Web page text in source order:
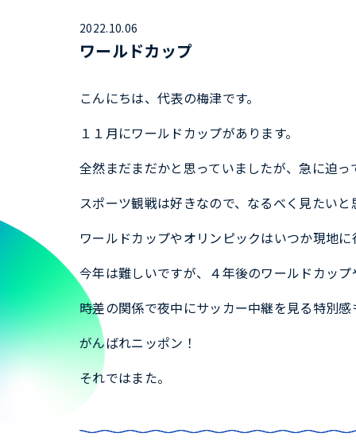
2022.10.06
ワールドカップ
こんにちは、代表の梅津です。
１１月にワールドカップがあります。
全然まだまだかと思っていましたが、急に迫っ
スポーツ観戦は好きなので、なるべく見たいと
ワールドカップやオリンピックはいつか現地
今年は難しいですが、４年後のワールドカッ
時差の関係で夜中にサッカー中継を見る特別感
がんばれニッポン！
それではまた。